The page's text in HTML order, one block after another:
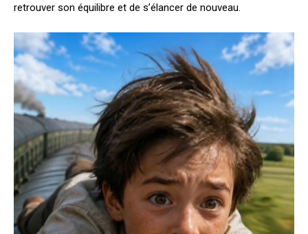
retrouver son équilibre et de s’élancer de nouveau.